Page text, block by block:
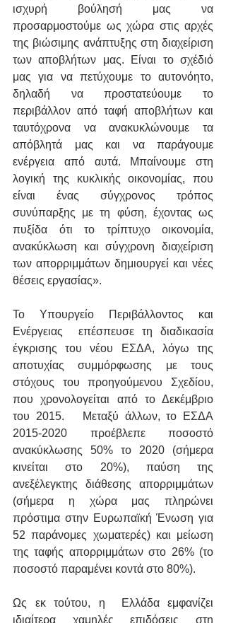
ισχυρή βούλησή μας να
προσαρμοστούμε ως χώρα στις αρχές
της βιώσιμης ανάπτυξης στη διαχείριση
των αποβλήτων μας. Είναι το σχέδιό
μας για να πετύχουμε το αυτονόητο,
δηλαδή να προστατεύουμε το
περιβάλλον από ταφή αποβλήτων και
ταυτόχρονα να ανακυκλώνουμε τα
απόβλητά μας και να παράγουμε
ενέργεια από αυτά. Μπαίνουμε στη
λογική της κυκλικής οικονομίας, που
είναι ένας σύγχρονος τρόπος
συνύπαρξης με τη φύση, έχοντας ως
πυξίδα ότι το τρίπτυχο οικονομία,
ανακύκλωση και σύγχρονη διαχείριση
των απορριμμάτων δημιουργεί και νέες
θέσεις εργασίας».
Το Υπουργείο Περιβάλλοντος και
Ενέργειας  επέσπευσε τη διαδικασία
έγκρισης του νέου ΕΣΔΑ, λόγω της
αποτυχίας συμμόρφωσης με τους
στόχους του προηγούμενου Σχεδίου,
που χρονολογείται από το Δεκέμβριο
του 2015.   Μεταξύ άλλων, το ΕΣΔΑ
2015-2020 προέβλεπε ποσοστό
ανακύκλωσης 50% το 2020 (σήμερα
κινείται στο 20%), παύση της
ανεξέλεγκτης διάθεσης απορριμμάτων
(σήμερα η χώρα μας πληρώνει
πρόστιμα στην Ευρωπαϊκή Ένωση για
52 παράνομες χωματερές) και μείωση
της ταφής απορριμμάτων στο 26% (το
ποσοστό παραμένει κοντά στο 80%).
Ως εκ τούτου, η  Ελλάδα εμφανίζει
ιδιαίτερα χαμηλές επιδόσεις στη